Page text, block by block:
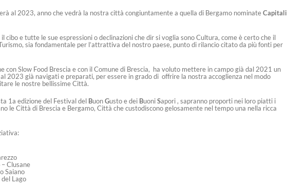
al 2023, anno che vedrà la nostra città congiuntamente a quella di Bergamo nominateCapitali
cibo e tutte le sue espressioni o declinazioni che dir si voglia sono Cultura, come è certo che il
sia fondamentale per l’attrattiva del nostro paese, punto di rilancio citato da più fonti per
con Slow Food Brescia e con il Comune di Brescia, ha voluto mettere in campo già dal 2021 un
2023 già navigati e preparati, per essere in grado di offrire la nostra accoglienza nel modo
le nostre bellissime Città.
1a edizione del Festival del BuonGusto e dei BuoniSapori , sapranno proporti nei loro piatti i
le Città di Brescia e Bergamo, Città che custodiscono gelosamente nel tempo una nella ricca
Clusane
Saiano
Lago